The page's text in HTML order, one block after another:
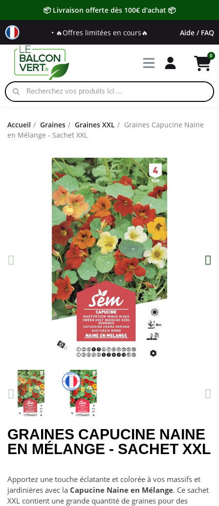
📦 Livraison offerte dès 100€ d'achat 📦
• 🔥Offres limitées en cours🔥 Aide / FAQ
Accueil Graines Graines XXL
Graines Capucine Naine
en Mélange - Sachet XXL
GRAINES CAPUCINE NAINE
EN MÉLANGE - SACHET XXL
Apportez une touche éclatante et colorée à vos massifs et
jardinières avec la Capucine Naine en Mélange. Ce sachet
XXL contient une grande quantité de graines pour des